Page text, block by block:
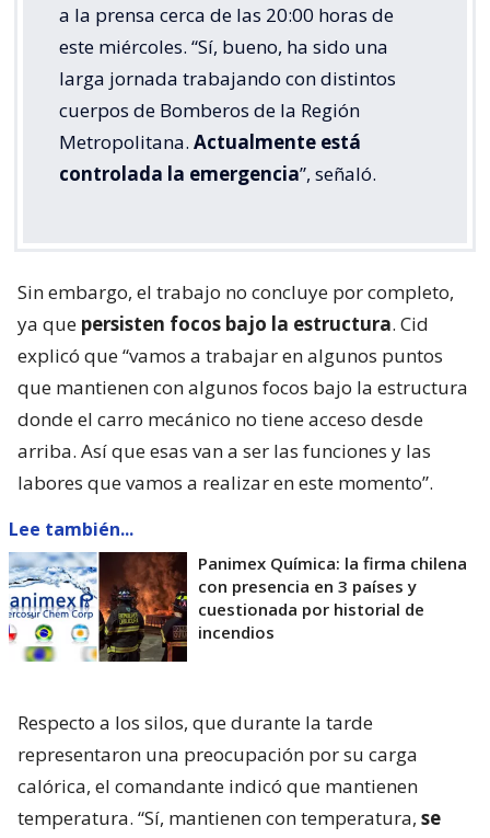
a la prensa cerca de las 20:00 horas de
este miércoles. “Sí, bueno, ha sido una
larga jornada trabajando con distintos
cuerpos de Bomberos de la Región
Metropolitana. Actualmente está
controlada la emergencia”, señaló.
Sin embargo, el trabajo no concluye por completo,
ya que persisten focos bajo la estructura. Cid
explicó que “vamos a trabajar en algunos puntos
que mantienen con algunos focos bajo la estructura
donde el carro mecánico no tiene acceso desde
arriba. Así que esas van a ser las funciones y las
labores que vamos a realizar en este momento”.
Lee también...
Panimex Química: la firma chilena
con presencia en 3 países y
cuestionada por historial de
incendios
Respecto a los silos, que durante la tarde
representaron una preocupación por su carga
calórica, el comandante indicó que mantienen
temperatura. “Sí, mantienen con temperatura, se